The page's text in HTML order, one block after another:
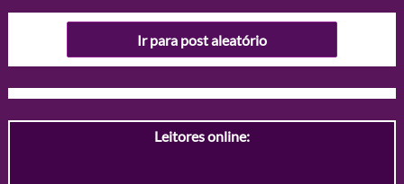
Ir para post aleatório
Leitores online: